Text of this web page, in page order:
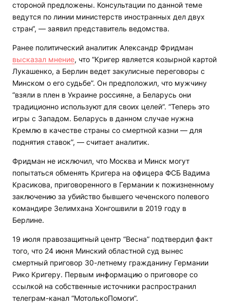
стороной предложены. Консультации по данной теме
ведутся по линии министерств иностранных дел двух
стран“, — заявил представитель ведомства.
Ранее политический аналитик Александр Фридман
высказал мнение, что “Кригер является козырной картой
Лукашенко, а Берлин ведет закулисные переговоры с
Минском о его судьбе”. Он предположил, что мужчину
“взяли в плен в Украине россияне, а Беларусь они
традиционно используют для своих целей”. “Теперь это
игры с Западом. Беларусь в данном случае нужна
Кремлю в качестве страны со смертной казни — для
поднятия ставок”, — считает аналитик.
Фридман не исключил, что Москва и Минск могут
попытаться обменять Кригера на офицера ФСБ Вадима
Красикова, приговоренного в Германии к пожизненному
заключению за убийство бывшего чеченского полевого
командире Зелимхана Хонгошвили в 2019 году в
Берлине.
19 июля правозащитный центр “Весна” подтвердил факт
того, что 24 июня Минский областной суд вынес
смертный приговор 30-летнему гражданину Германии
Рико Кригеру. Первым информацию о приговоре со
ссылкой на собственные источники распространил
телеграм-канал “МотолькоПомоги”.